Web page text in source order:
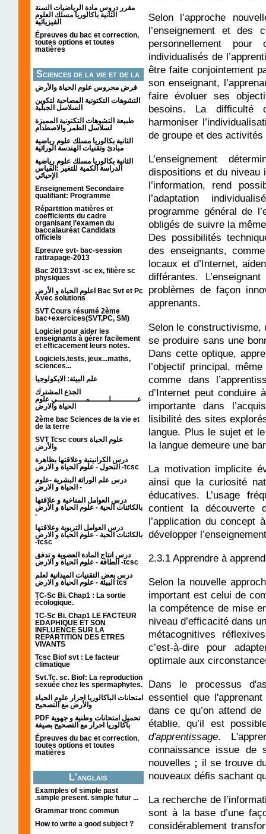
مقرر دروس مادة الرياضيات السنة
الثانية باكالوريا مسلك العلوم
الفيزيائية
Épreuves du bac et correction,
toutes options et toutes
matières
Sciences de la vie et de la
terre
فرض محروس علوم الحياة والأرض
التشوهات التكتونیة المصاحبة لتكوین
السلاسل الجبلیة
طبيعة التشوهات التكتونية المميزة
لسلاسل الطمر والاصطدام
الثانية بكالوريا مسلك علوم رياضية
مبادئ وتقنيات الهندسة الوراثية
الثانية بكالوريا مسلك علوم رياضية
الدراسة الكمية للتغير :القياس
الإحيائي
Enseignement Secondaire
qualifiant: Programme
Répartition matières et
coefficients du cadre
organisant l’examen du
baccalauréat Candidats
officiels
Epreuve svt- bac-session
rattrapage-2013
Bac 2013:svt -sc ex, filière sc
physiques
اعلوم الحياة و الأرض Bac Svt et Pc
Avec solutions
SVT Cours résumé 2ème
bac+exercices(SVT,PC, SM)
Logiciel pour aider les
enseignants à gérer facilement
et efficacement leurs notes.
Logiciels,tests, jeux...maths,
sciences...
علم البيئة: الايكولوجيا
الجذع المشترك
عـــــــــــلــــــــمــــــــــــي علوم
الحياة والارض
2ème bac Sciences de la vie et
de la terre
SVT Tcsc cours علوم الحياة
والأرض
درس الكرانيتية وعلاقتها بظاهرة
التحول - علوم الحياة و الارض -tcsc
درس علم الوراثة البشرية -علوم
الحياة و الارض -
درس العوامل المناخية و علاقتها
بالكائنات الحية - علوم الحياة و الأرض
-
درس العوامل التربوية وعلاقتها
بالكائنات الحية - علوم الحياة و الارض
-tcsc
درس انتاج المادة العضوية و تدفق
الطاقة - علوم الحياة و الارض -tcsc
درس بعض التقنيات الميدانية لعلم
البيئة - علوم الحياة و الارض tcs
TC-Sc Bi. Chap1 : La sortie
écologique.
TC-Sc Bi. Chap1 LE FACTEUR
EDAPHIQUE ET SON
INFLUENCE SUR LA
REPARTITION DES ETRES
VIVANTS
Tcsc Biof svt : Le facteur
climatique
Svt.Tc. sc. Biof: La reproduction
sexuée chez les spermaphytes.
امتحانات الباكالوريا احرار علوم الحياة
والأرض مع التصحيح
PDF تحميل امتحانات وطنية و جهوية
باكالوريا احرار مع التصحيح بصيغة
Épreuves du bac et correction,
toutes options et toutes
matières
L'anglais
Examples of simple past
.simple present. simple futur ...
Grammar tronc commun
How to write a good subject ?
Selon l’approche
l’enseignement et des
personnellement
pour
individualisés de
être faite conjointement
son enseignant,
faire évoluer ses
besoins. La difficulté
harmoniser
de groupe et des
L’enseignement
dispositions et du niveau
l’information, rend
l’adaptation
programme général de
obligés de suivre la
Des possibilités
des enseignants,
locaux et d’Internet,
différantes.
problèmes de façon
apprenants.
Selon le constructivisme,
se produire sans une
Dans cette optique,
l’objectif principal,
comme dans
d’Internet peut conduire
importante dans
lisibilité des sites
langue. Plus le sujet et
la langue demeure une
La motivation implicite
ainsi que la curiosité
éducatives. L’usage
contient la découverte
l’application du concept
développer
2.3.1 Apprendre à
Selon la nouvelle
important est celui de
la compétence de mise
niveau d’efficacité dans
métacognitives
c’est-à-dire pour
optimale aux
Dans le processus
essentiel que
dans ce qu’on attend
établie, qu’il est
d'apprentissage.
connaissance issue de
nouvelles ; il se trouve
nouveaux défis sachant
La recherche de
sont à la base d’une
considérablement